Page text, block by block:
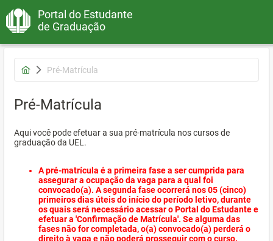
Portal do Estudante
de Graduação
Pré-Matrícula
Pré-Matrícula
Aqui você pode efetuar a sua pré-matrícula nos cursos de
graduação da UEL.
A pré-matrícula é a primeira fase a ser cumprida para
assegurar a ocupação da vaga para a qual foi
convocado(a). A segunda fase ocorrerá nos 05 (cinco)
primeiros dias úteis do início do período letivo, durante
os quais será necessário acessar o Portal do Estudante e
efetuar a 'Confirmação de Matrícula'. Se alguma das
fases não for completada, o(a) convocado(a) perderá o
direito à vaga e não poderá prosseguir com o curso.